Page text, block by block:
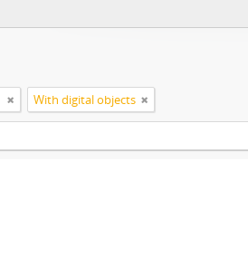
With digital objects